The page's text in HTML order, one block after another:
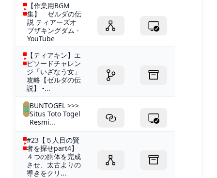
【作業用BGM
集】 ゼルダの伝
説 ティアーズオ
ブザキングダム -
YouTube
【ティアキン】エ
ピソードチャレン
ジ「いざなう女」
攻略【ゼルダの伝
説】 -...
BUNTOGEL >>>
Situs Toto Togel
Resmi...
#23【５人目の賢
者を探せpart4】
４つの胴体を完成
させ、太古よりの
導きをクリ...